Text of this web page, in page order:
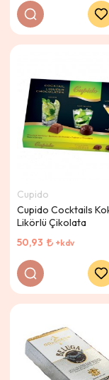
Cupido
Cupido Cocktails
Likörlü Çikolata
50,93
+kdv